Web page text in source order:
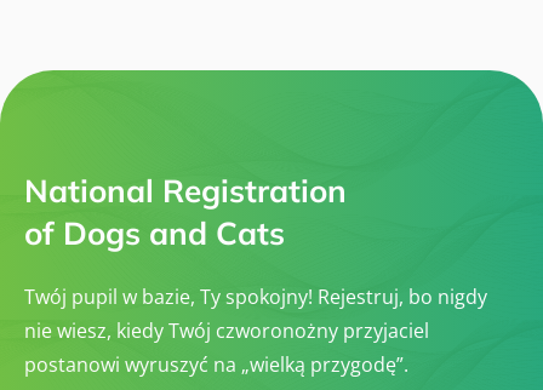
National Registration
of Dogs and Cats
Twój pupil w bazie, Ty spokojny! Rejestruj, bo nigdy
nie wiesz, kiedy Twój czworonożny przyjaciel
postanowi wyruszyć na „wielką przygodę”.